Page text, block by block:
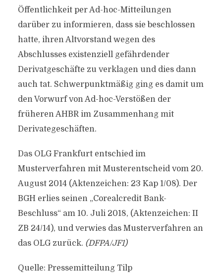
Öffentlichkeit per Ad-hoc-Mitteilungen
darüber zu informieren, dass sie beschlossen
hatte, ihren Altvorstand wegen des
Abschlusses existenziell gefährdender
Derivatgeschäfte zu verklagen und dies dann
auch tat. Schwerpunktmäßig ging es damit um
den Vorwurf von Ad-hoc-Verstößen der
früheren AHBR im Zusammenhang mit
Derivategeschäften.
Das OLG Frankfurt entschied im
Musterverfahren mit Musterentscheid vom 20.
August 2014 (Aktenzeichen: 23 Kap 1/08). Der
BGH erlies seinen „Corealcredit Bank-
Beschluss“ am 10. Juli 2018, (Aktenzeichen: II
ZB 24/14), und verwies das Musterverfahren an
das OLG zurück. (DFPA/JF1)
Quelle: Pressemitteilung Tilp